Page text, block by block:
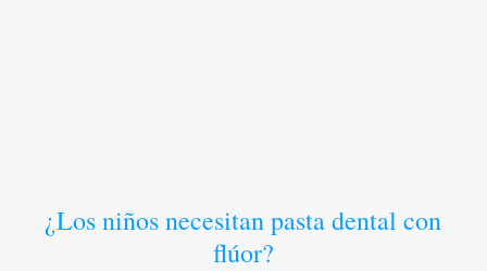
¿Los niños necesitan pasta dental con
flúor?